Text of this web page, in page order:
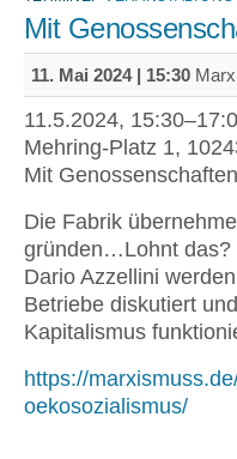
Mit
11. Mai 2024 | 15:30
11.5.2024,
Mehring-Platz 1,
Mit
Die Fabrik
gründen…Lohnt das?
Dario Azzellini
Betriebe diskutiert
Kapitalismus
https://
oekosozialismus/